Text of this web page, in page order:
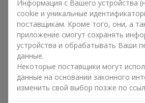
Конча-Заспа:
романтика,
Ассортимент цветочных корзин на
варианты на любой вкус:
Классические композиции—
хризантемв строгих формах;
Романтические варианты —
Информация с Вашего устройства
cookie и уникальные
поставщикам. Кроме того, они, а
приложение смогут сохранять
устройства и обрабатывать Ваши
данные.
Некоторые поставщики могут
данные на основании законного
изменить свой выбор позже по